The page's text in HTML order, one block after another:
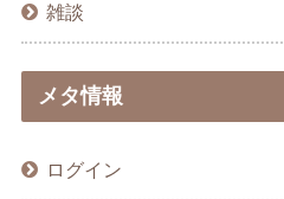
雑談
メタ情報
ログイン